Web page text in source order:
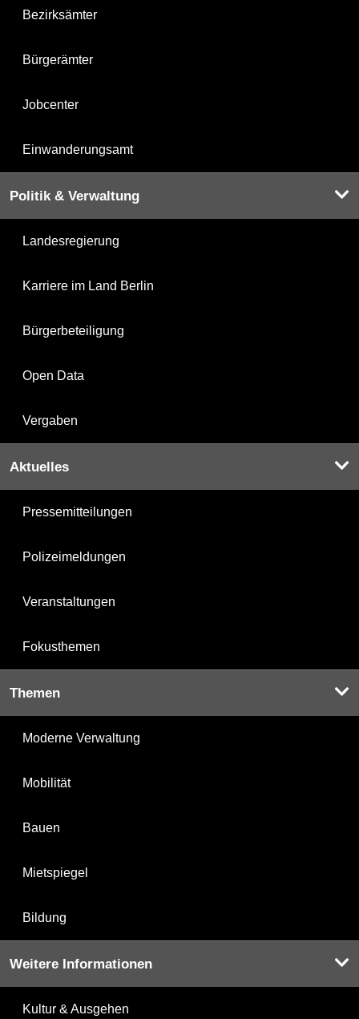
Bezirksämter
Bürgerämter
Jobcenter
Einwanderungsamt
Politik & Verwaltung
Landesregierung
Karriere im Land Berlin
Bürgerbeteiligung
Open Data
Vergaben
Aktuelles
Pressemitteilungen
Polizeimeldungen
Veranstaltungen
Fokusthemen
Themen
Moderne Verwaltung
Mobilität
Bauen
Mietspiegel
Bildung
Weitere Informationen
Kultur & Ausgehen